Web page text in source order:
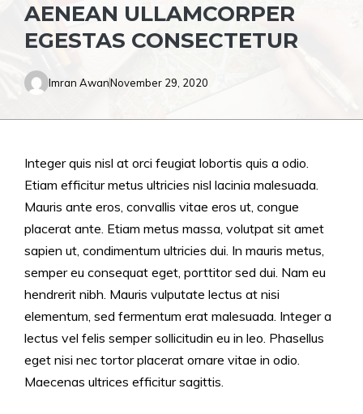
AENEAN ULLAMCORPER
EGESTAS CONSECTETUR
Imran AwanNovember 29, 2020
Integer quis nisl at orci feugiat lobortis quis a odio.
Etiam efficitur metus ultricies nisl lacinia malesuada.
Mauris ante eros, convallis vitae eros ut, congue
placerat ante. Etiam metus massa, volutpat sit amet
sapien ut, condimentum ultricies dui. In mauris metus,
semper eu consequat eget, porttitor sed dui. Nam eu
hendrerit nibh. Mauris vulputate lectus at nisi
elementum, sed fermentum erat malesuada. Integer a
lectus vel felis semper sollicitudin eu in leo. Phasellus
eget nisi nec tortor placerat ornare vitae in odio.
Maecenas ultrices efficitur sagittis.